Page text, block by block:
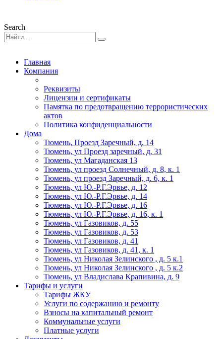
Search
Главная
Компания
Реквизиты
Лицензии и сертификаты
Памятка по предотвращению террористических
актов
Политика конфиденциальности
Дома
Тюмень, Проезд Заречный, д. 14
Тюмень, ул Проезд заречный, д. 31
Тюмень, ул Магаданская 13
Тюмень, ул проезд Солнечный, д. 8, к. 1
Тюмень, ул проезд Заречный, д. 6, к. 1
Тюмень, ул Ю.-Р.Г.Эрвье, д. 12
Тюмень, ул Ю.-Р.Г.Эрвье, д. 14
Тюмень, ул Ю.-Р.Г.Эрвье, д. 16
Тюмень, ул Ю.-Р.Г.Эрвье, д. 16, к. 1
Тюмень, ул Газовиков, д. 55
Тюмень, ул Газовиков, д. 53
Тюмень, ул Газовиков, д. 41
Тюмень, ул Газовиков, д. 41, к. 1
Тюмень, ул Николая Зелинского , д. 5 к.1
Тюмень, ул Николая Зелинского , д. 5 к.2
Тюмень, ул Владислава Крапивина, д. 9
Тарифы и услуги
Тарифы ЖКУ
Услуги по содержанию и ремонту
Взносы на капитальный ремонт
Коммунальные услуги
Платные услуги